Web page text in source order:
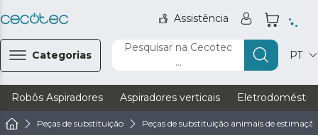
Assistência
Categorias
Pesquisar na Cecotec
...
PT
Robôs Aspiradores Aspiradores verticais
Peças de substituição Peças de substituição animais de estimação